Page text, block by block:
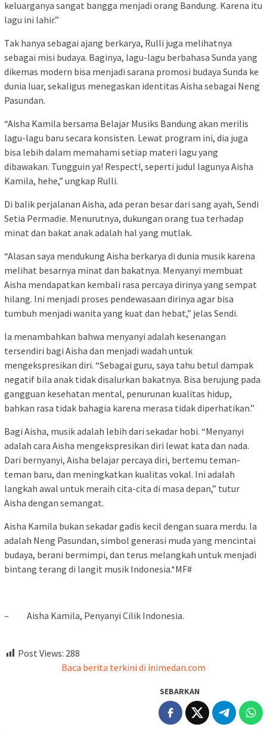
keluarganya sangat bangga menjadi orang Bandung. Karena itu
lagu ini lahir.”
Tak hanya sebagai ajang berkarya, Rulli juga melihatnya
sebagai misi budaya. Baginya, lagu-lagu berbahasa Sunda yang
dikemas modern bisa menjadi sarana promosi budaya Sunda ke
dunia luar, sekaligus menegaskan identitas Aisha sebagai Neng
Pasundan.
“Aisha Kamila bersama Belajar Musiks Bandung akan merilis
lagu-lagu baru secara konsisten. Lewat program ini, dia juga
bisa lebih dalam memahami setiap materi lagu yang
dibawakan. Tungguin ya! Respect!, seperti judul lagunya Aisha
Kamila, hehe,” ungkap Rulli.
Di balik perjalanan Aisha, ada peran besar dari sang ayah, Sendi
Setia Permadie. Menurutnya, dukungan orang tua terhadap
minat dan bakat anak adalah hal yang mutlak.
“Alasan saya mendukung Aisha berkarya di dunia musik karena
melihat besarnya minat dan bakatnya. Menyanyi membuat
Aisha mendapatkan kembali rasa percaya dirinya yang sempat
hilang. Ini menjadi proses pendewasaan dirinya agar bisa
tumbuh menjadi wanita yang kuat dan hebat,” jelas Sendi.
Ia menambahkan bahwa menyanyi adalah kesenangan
tersendiri bagi Aisha dan menjadi wadah untuk
mengekspresikan diri. “Sebagai guru, saya tahu betul dampak
negatif bila anak tidak disalurkan bakatnya. Bisa berujung pada
gangguan kesehatan mental, penurunan kualitas hidup,
bahkan rasa tidak bahagia karena merasa tidak diperhatikan.”
Bagi Aisha, musik adalah lebih dari sekadar hobi. “Menyanyi
adalah cara Aisha mengekspresikan diri lewat kata dan nada.
Dari bernyanyi, Aisha belajar percaya diri, bertemu teman-
teman baru, dan meningkatkan kualitas vokal. Ini adalah
langkah awal untuk meraih cita-cita di masa depan,” tutur
Aisha dengan semangat.
Aisha Kamila bukan sekadar gadis kecil dengan suara merdu. Ia
adalah Neng Pasundan, simbol generasi muda yang mencintai
budaya, berani bermimpi, dan terus melangkah untuk menjadi
bintang terang di langit musik Indonesia.*MF#
– Aisha Kamila, Penyanyi Cilik Indonesia.
Post Views: 288
Baca berita terkini di inimedan.com
SEBARKAN